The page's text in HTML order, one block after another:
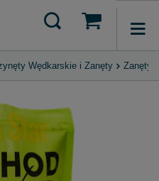
Wędkarskie i Zanęty Zanęty,